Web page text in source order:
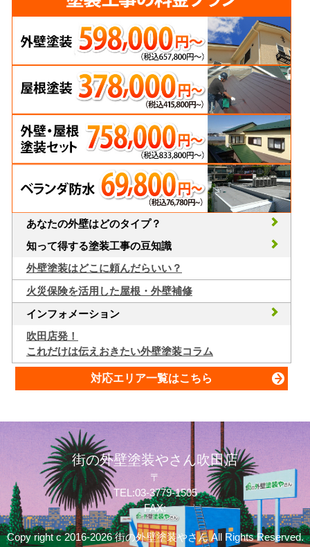
あなたの外壁はどのタイプ？
知って得する塗装工事の豆知識
外壁塗装はどこに頼んだらいい？
火災保険を活用した屋根・外壁補修
インフォメーション
吹田店発！
これだけは伝えおきたい外壁塗装コラム
対応エリア一覧はこちら
街の外壁塗装やさん吹田店
〒
TEL:03-3779-1505
FAX:
Copy right c 2016-2026 街の外壁塗装やさん All Rights Reserved.